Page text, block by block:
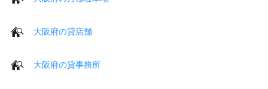
大阪府の貸店舗
大阪府の貸事務所